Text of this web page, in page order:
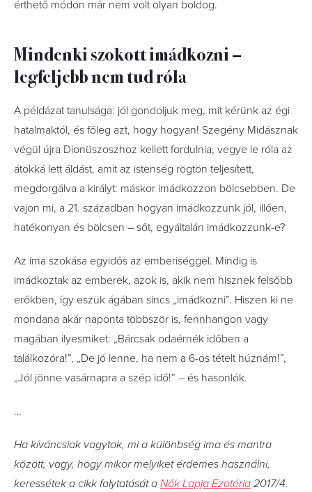
érthető módon már nem volt olyan boldog.
Mindenki szokott imádkozni –
legfeljebb nem tud róla
A példázat tanulsága: jól gondoljuk meg, mit kérünk az égi
hatalmaktól, és főleg azt, hogy hogyan! Szegény Midásznak
végül újra Dionüszoszhoz kellett fordulnia, vegye le róla az
átokká lett áldást, amit az istenség rögtön teljesített,
megdorgálva a királyt: máskor imádkozzon bölcsebben. De
vajon mi, a 21. században hogyan imádkozzunk jól, illően,
hatékonyan és bölcsen – sőt, egyáltalán imádkozzunk-e?
Az ima szokása egyidős az emberiséggel. Mindig is
imádkoztak az emberek, azok is, akik nem hisznek felsőbb
erőkben, így eszük ágában sincs „imádkozni”. Hiszen ki ne
mondana akár naponta többször is, fennhangon vagy
magában ilyesmiket: „Bárcsak odaérnék időben a
találkozóra!”, „De jó lenne, ha nem a 6-os tételt húznám!”,
„Jól jönne vasárnapra a szép idő!” – és hasonlók.
…
Ha kíváncsiak vagytok, mi a különbség ima és mantra
között, vagy, hogy mikor melyiket érdemes használni,
keressétek a cikk folytatását a Nők Lapja Ezotéria 2017/4.